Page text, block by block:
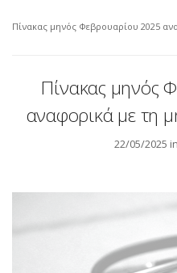
Πίνακας μηνός Φεβρουαρίου 2025
Πίνακας μηνός
αναφορικά με τη
22/05/2025 in